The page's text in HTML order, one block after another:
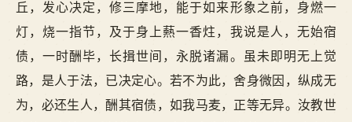
丘，发心决定，修三摩地，能于如来形象之前，身燃一
灯，烧一指节，及于身上爇一香炷，我说是人，无始宿
债，一时酬毕，长揖世间，永脱诸漏。虽未即明无上觉
路，是人于法，已决定心。若不为此，舍身微因，纵成无
为，必还生人，酬其宿债，如我马麦，正等无异。汝教世